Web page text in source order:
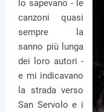
lo sapevano - le
canzoni quasi
sempre la
sanno più lunga
dei loro autori -
e mi indicavano
la strada verso
San Servolo e i